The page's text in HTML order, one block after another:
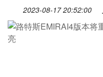
2023-08-17 20:52:00